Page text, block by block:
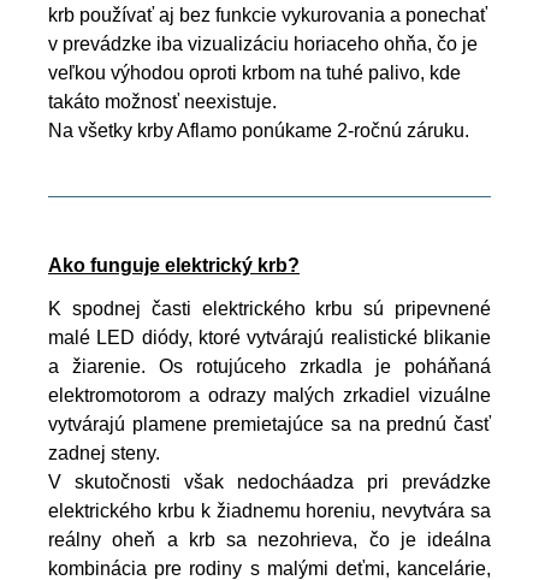
krb používať aj bez funkcie vykurovania a ponechať
v prevádzke iba vizualizáciu horiaceho ohňa, čo je
veľkou výhodou oproti krbom na tuhé palivo, kde
takáto možnosť neexistuje.
Na všetky krby Aflamo ponúkame 2-ročnú záruku.
Ako funguje elektrický krb?
K spodnej časti elektrického krbu sú pripevnené
malé LED diódy, ktoré vytvárajú realistické blikanie
a žiarenie. Os rotujúceho zrkadla je poháňaná
elektromotorom a odrazy malých zrkadiel vizuálne
vytvárajú plamene premietajúce sa na prednú časť
zadnej steny.
V skutočnosti však nedocháadza pri prevádzke
elektrického krbu k žiadnemu horeniu, nevytvára sa
reálny oheň a krb sa nezohrieva, čo je ideálna
kombinácia pre rodiny s malými deťmi, kancelárie,